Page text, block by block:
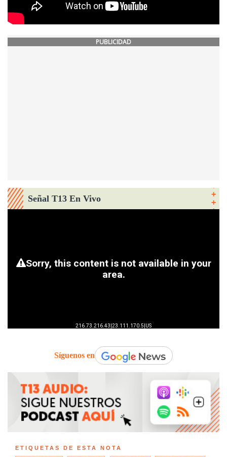
PUBLICIDAD
Señal T13 En Vivo
Síguenos en
ETIQUETAS DE ESTA NOTA